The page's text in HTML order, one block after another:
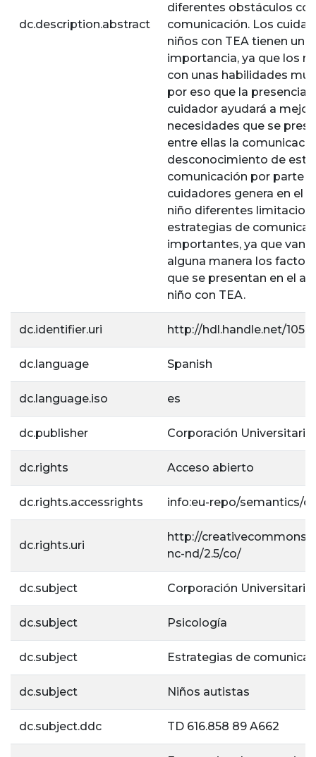
dc.description.abstract
diferentes obstáculos
comunicación. Los
niños con TEA tienen una
importancia, ya que los
con unas habilidades
por eso que la presencia
cuidador ayudará a
necesidades que se
entre ellas la
desconocimiento de
comunicación por parte
cuidadores genera en el
niño diferentes
estrategias de
importantes, ya que van
alguna manera los
que se presentan en el
niño con TEA.
dc.identifier.uri http://hdl.handle.net/
dc.language Spanish
dc.language.iso es
dc.publisher Corporación Universitaria
dc.rights Acceso abierto
dc.rights.accessrights info:eu-repo/semantics/
dc.rights.uri
http://
nc-nd/2.5/co/
dc.subject Corporación Universitaria
dc.subject Psicología
dc.subject Estrategias de
dc.subject Niños autistas
dc.subject.ddc TD 616.858 89 A662